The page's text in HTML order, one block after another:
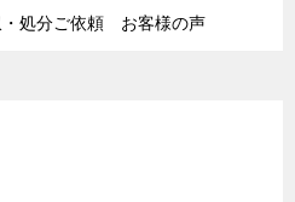
・処分ご依頼 お客様の声